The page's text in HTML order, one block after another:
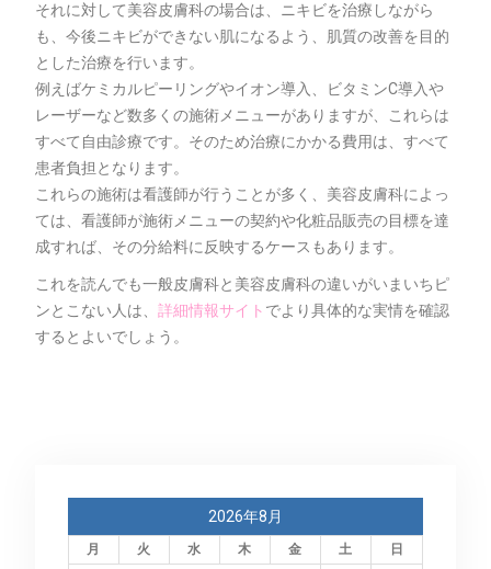
それに対して美容皮膚科の場合は、ニキビを治療しながら
も、今後ニキビができない肌になるよう、肌質の改善を目的
とした治療を行います。
例えばケミカルピーリングやイオン導入、ビタミンC導入や
レーザーなど数多くの施術メニューがありますが、これらは
すべて自由診療です。そのため治療にかかる費用は、すべて
患者負担となります。
これらの施術は看護師が行うことが多く、美容皮膚科によっ
ては、看護師が施術メニューの契約や化粧品販売の目標を達
成すれば、その分給料に反映するケースもあります。
これを読んでも一般皮膚科と美容皮膚科の違いがいまいちピ
ンとこない人は、 詳細情報サイト でより具体的な実情を確認
するとよいでしょう。
2026年8月
月 火 水 木 金 土
日